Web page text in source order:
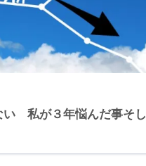
い 私が３年悩んだ事そし